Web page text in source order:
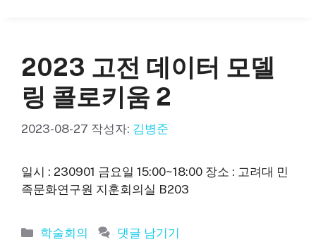
2023 고전 데이터 모델
링 콜로키움 2
2023-08-27 작성자: 김병준
일시 : 230901 금요일 15:00~18:00 장소 : 고려대 민
족문화연구원 지훈회의실 B203
카
학술회의 댓글 남기기